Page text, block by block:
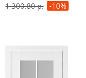
1 300.80 р. -10%